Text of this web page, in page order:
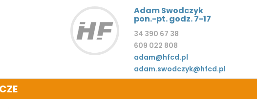
Adam Swodczyk
pon.-pt. godz. 7-17
34 390 67 38
609 022 808
adam@hfcd.pl
adam.swodczyk@hfcd.pl